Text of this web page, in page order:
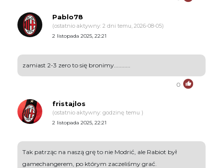
Pablo78
(ostatnio aktywny: 2 dni temu, 2026-08-05)
2 listopada 2025, 22:21
zamiast 2-3 zero to się bronimy...........
0
fristajlos
(ostatnio aktywny: godzinę temu )
2 listopada 2025, 22:21
Tak patrząc na naszą grę to nie Modrić, ale Rabiot był
gamechangerem, po którym zaczeliśmy grać.